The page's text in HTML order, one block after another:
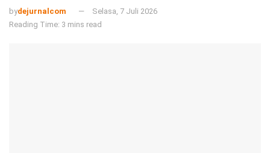
bydejurnalcom
Selasa, 7 Juli 2026
Reading Time: 3 mins read